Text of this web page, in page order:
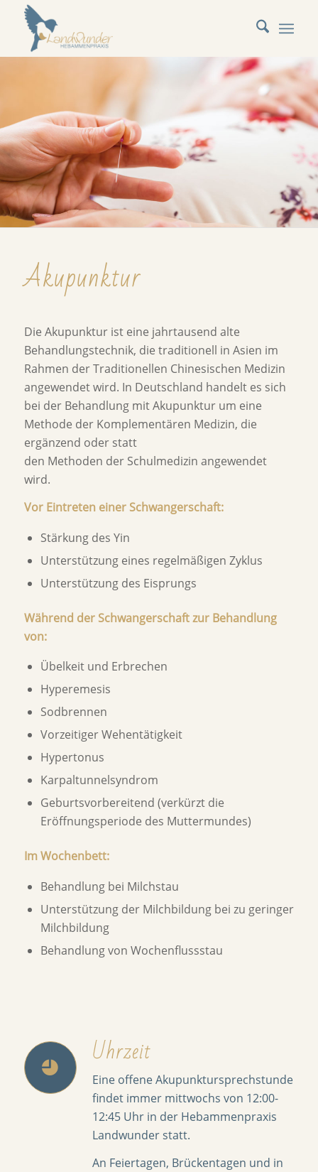
Akupunktur
Die Akupunktur ist eine jahrtausend alte
Behandlungstechnik, die traditionell in Asien im
Rahmen der Traditionellen Chinesischen Medizin
angewendet wird. In Deutschland handelt es sich
bei der Behandlung mit Akupunktur um eine
Methode der Komplementären Medizin, die
ergänzend oder statt
den Methoden der Schulmedizin angewendet
wird.
Vor Eintreten einer Schwangerschaft:
Stärkung des Yin
Unterstützung eines regelmäßigen Zyklus
Unterstützung des Eisprungs
Während der Schwangerschaft zur Behandlung
von:
Übelkeit und Erbrechen
Hyperemesis
Sodbrennen
Vorzeitiger Wehentätigkeit
Hypertonus
Karpaltunnelsyndrom
Geburtsvorbereitend (verkürzt die
Eröffnungsperiode des Muttermundes)
Im Wochenbett:
Behandlung bei Milchstau
Unterstützung der Milchbildung bei zu geringer
Milchbildung
Behandlung von Wochenflussstau
Uhrzeit
Eine offene Akupunktursprechstunde
findet immer mittwochs von 12:00-
12:45 Uhr in der Hebammenpraxis
Landwunder statt.
An Feiertagen, Brückentagen und in